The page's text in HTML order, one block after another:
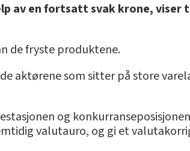
av en fortsatt svak krone, viser
de fryste produktene.
aktørene som sitter på store
og
valutauro, og gi et